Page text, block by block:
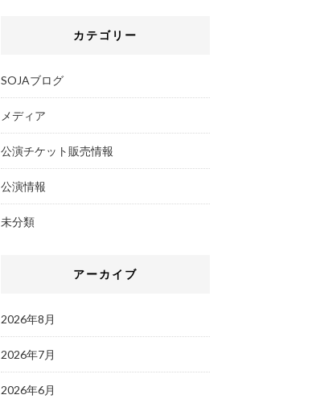
カテゴリー
SOJAブログ
メディア
公演チケット販売情報
公演情報
未分類
アーカイブ
2026年8月
2026年7月
2026年6月